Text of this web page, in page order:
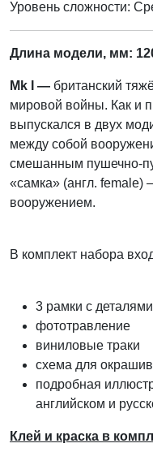
Уровень сложности:
Длина модели, мм:
Mk I — британский
мировой войны. Как и
выпускался в двух
между собой
смешанным пушечно-
«самка» (англ. female)
вооружением.
В комплект набора
3 рамки с деталями
фототравление
виниловые траки
схема для
подробная
английском и
Клей и краска в